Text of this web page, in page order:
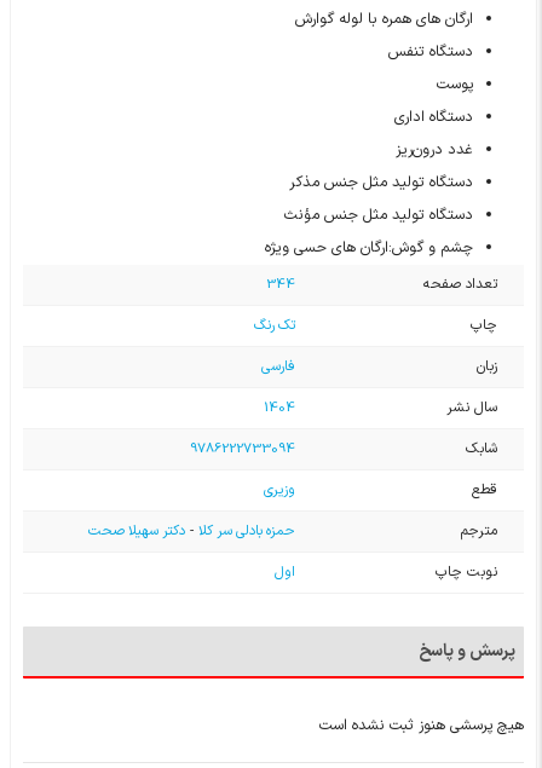
ارگان های همره با لوله گوارش
دستگاه تنفس
پوست
دستگاه اداری
غدد درون‌ریز
دستگاه تولید مثل جنس مذکر
دستگاه تولید مثل جنس مؤنث
چشم و گوش:ارگان های حسی ویژه
تعداد صفحه
344
چاپ
تک رنگ
زبان
فارسی
سال نشر
1404
شابک
9786222733094
قطع
وزیری
مترجم
حمزه بادلی سر کلا- دکتر سهیلا صحت
نوبت چاپ
اول
پرسش و پاسخ
هیچ پرسشی هنوز ثبت نشده است